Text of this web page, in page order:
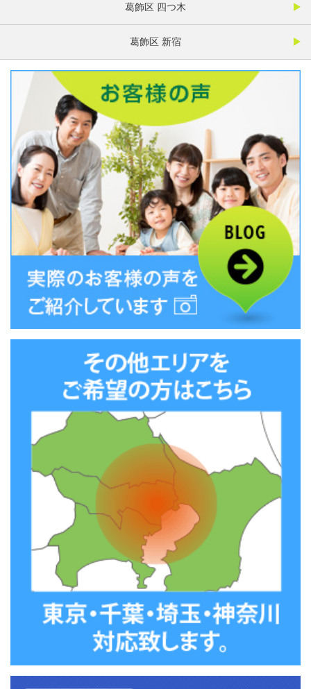
葛飾区 四つ木
葛飾区 新宿